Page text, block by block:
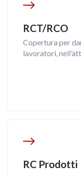
RCT/RCO
Copertura per
lavoratori,
RC Prodotti